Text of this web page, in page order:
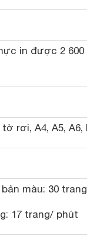
in được 2
rơi, A4, A5, A6,
bản màu: 30
17 trang/ phút